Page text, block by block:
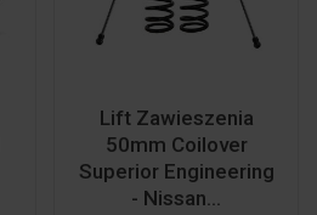
Lift Zawieszenia
50mm Coilover
Superior Engineering
- Nissan...